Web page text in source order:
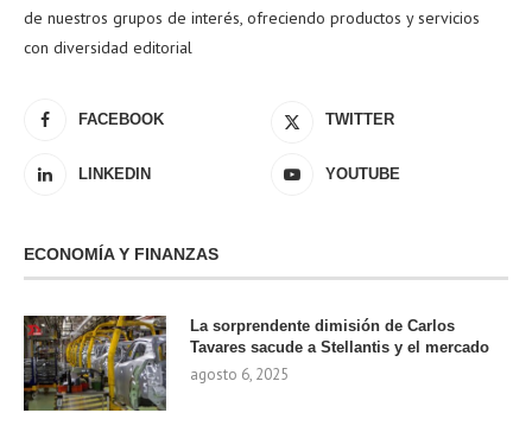
de nuestros grupos de interés, ofreciendo productos y servicios
con diversidad editorial
FACEBOOK TWITTER
LINKEDIN YOUTUBE
ECONOMÍA Y FINANZAS
La sorprendente dimisión de Carlos
Tavares sacude a Stellantis y el mercado
agosto 6, 2025